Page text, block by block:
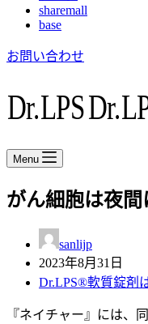
sharemall
base
お問い合わせ
Menu
がん細胞は夜
sanlijp
2023年8月31日
Dr.LPS®軟質錠剤
『ネイチャー』には、